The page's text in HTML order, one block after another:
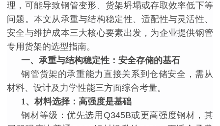
理，可能导致钢管变形、货架坍塌或存取效率低下等
问题。本文从承重与结构稳定性、适配性与灵活性、
安全与维护成本三大核心要素出发，为企业提供钢管
专用货架的选型指南。
一、承重与结构稳定性：安全存储的基石
钢管货架的承重能力直接关系到仓储安全，需从
材料、设计及力学性能三方面综合考量。
1、材料选择：高强度是基础
钢材等级：优先选用 Q345B或更高强度钢材，其